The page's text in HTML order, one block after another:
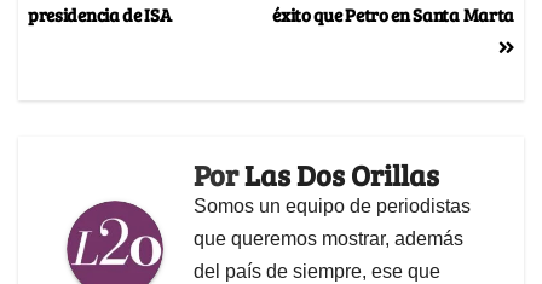
éxito que Petro en Santa Marta
presidencia de ISA
PorLas Dos Orillas
Somos un equipo de periodistas
que queremos mostrar, además
del país de siempre, ese que